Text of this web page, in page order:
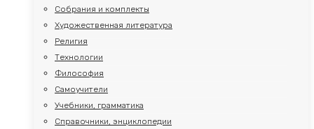
Собрания и комплекты
Художественная литература
Религия
Технологии
Философия
Самоучители
Учебники, грамматика
Справочники, энциклопедии